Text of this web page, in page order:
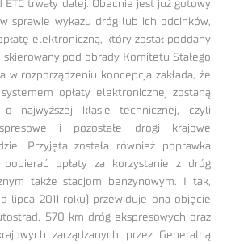
ETC trwały dalej. Obecnie jest już gotowy
sprawie wykazu dróg lub ich odcinków,
elektroniczną, który został poddany
pod obrady Komitetu Stałego
w rozporządzeniu koncepcja zakłada, że
opłaty elektronicznej zostaną
najwyższej klasie technicznej, czyli
i pozostałe drogi krajowe
Przyjęta została również poprawka
opłaty za korzystanie z dróg
także stacjom benzynowym. I tak,
lipca 2011 roku) przewiduje ona objęcie
570 km dróg ekspresowych oraz
zarządzanych przez Generalną